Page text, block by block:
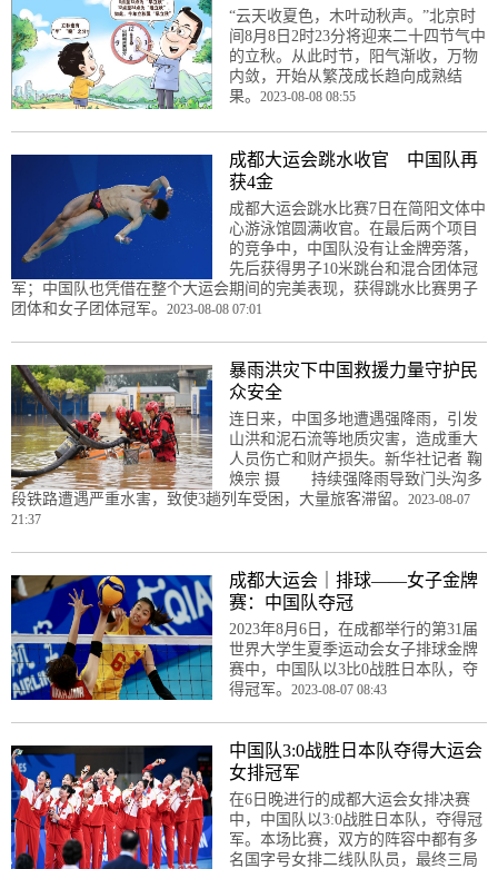
“云天收夏色，木叶动秋声。”北京时
间8月8日2时23分将迎来二十四节气中
的立秋。从此时节，阳气渐收，万物
内敛，开始从繁茂成长趋向成熟结
果。 2023-08-08 08:55
成都大运会跳水收官 中国队再
获4金
成都大运会跳水比赛7日在简阳文体中
心游泳馆圆满收官。在最后两个项目
的竞争中，中国队没有让金牌旁落，
先后获得男子10米跳台和混合团体冠
军；中国队也凭借在整个大运会期间的完美表现，获得跳水比赛男子
团体和女子团体冠军。 2023-08-08 07:01
暴雨洪灾下中国救援力量守护民
众安全
连日来，中国多地遭遇强降雨，引发
山洪和泥石流等地质灾害，造成重大
人员伤亡和财产损失。新华社记者 鞠
焕宗 摄 持续强降雨导致门头沟多
段铁路遭遇严重水害，致使3趟列车受困，大量旅客滞留。 2023-08-07
21:37
成都大运会｜排球——女子金牌
赛：中国队夺冠
2023年8月6日，在成都举行的第31届
世界大学生夏季运动会女子排球金牌
赛中，中国队以3比0战胜日本队，夺
得冠军。 2023-08-07 08:43
中国队3:0战胜日本队夺得大运会
女排冠军
在6日晚进行的成都大运会女排决赛
中，中国队以3:0战胜日本队，夺得冠
军。本场比赛，双方的阵容中都有多
名国字号女排二线队队员，最终三局